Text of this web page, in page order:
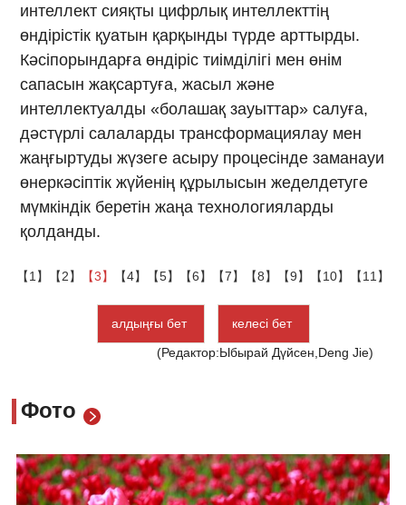
интеллект сияқты цифрлық интеллекттің
өндірістік қуатын қарқынды түрде арттырды.
Кәсіпорындарға өндіріс тиімділігі мен өнім
сапасын жақсартуға, жасыл және
интеллектуалды «болашақ зауыттар» салуға,
дәстүрлі салаларды трансформациялау мен
жаңғыртуды жүзеге асыру процесінде заманауи
өнеркәсіптік жүйенің құрылысын жеделдетуге
мүмкіндік беретін жаңа технологияларды
қолданды.
【1】 【2】 【3】 【4】 【5】 【6】 【7】 【8】 【9】 【10】 【11】
алдыңғы бет
келесі бет
(Редактор:Ыбырай Дүйсен,Deng Jie)
Фото